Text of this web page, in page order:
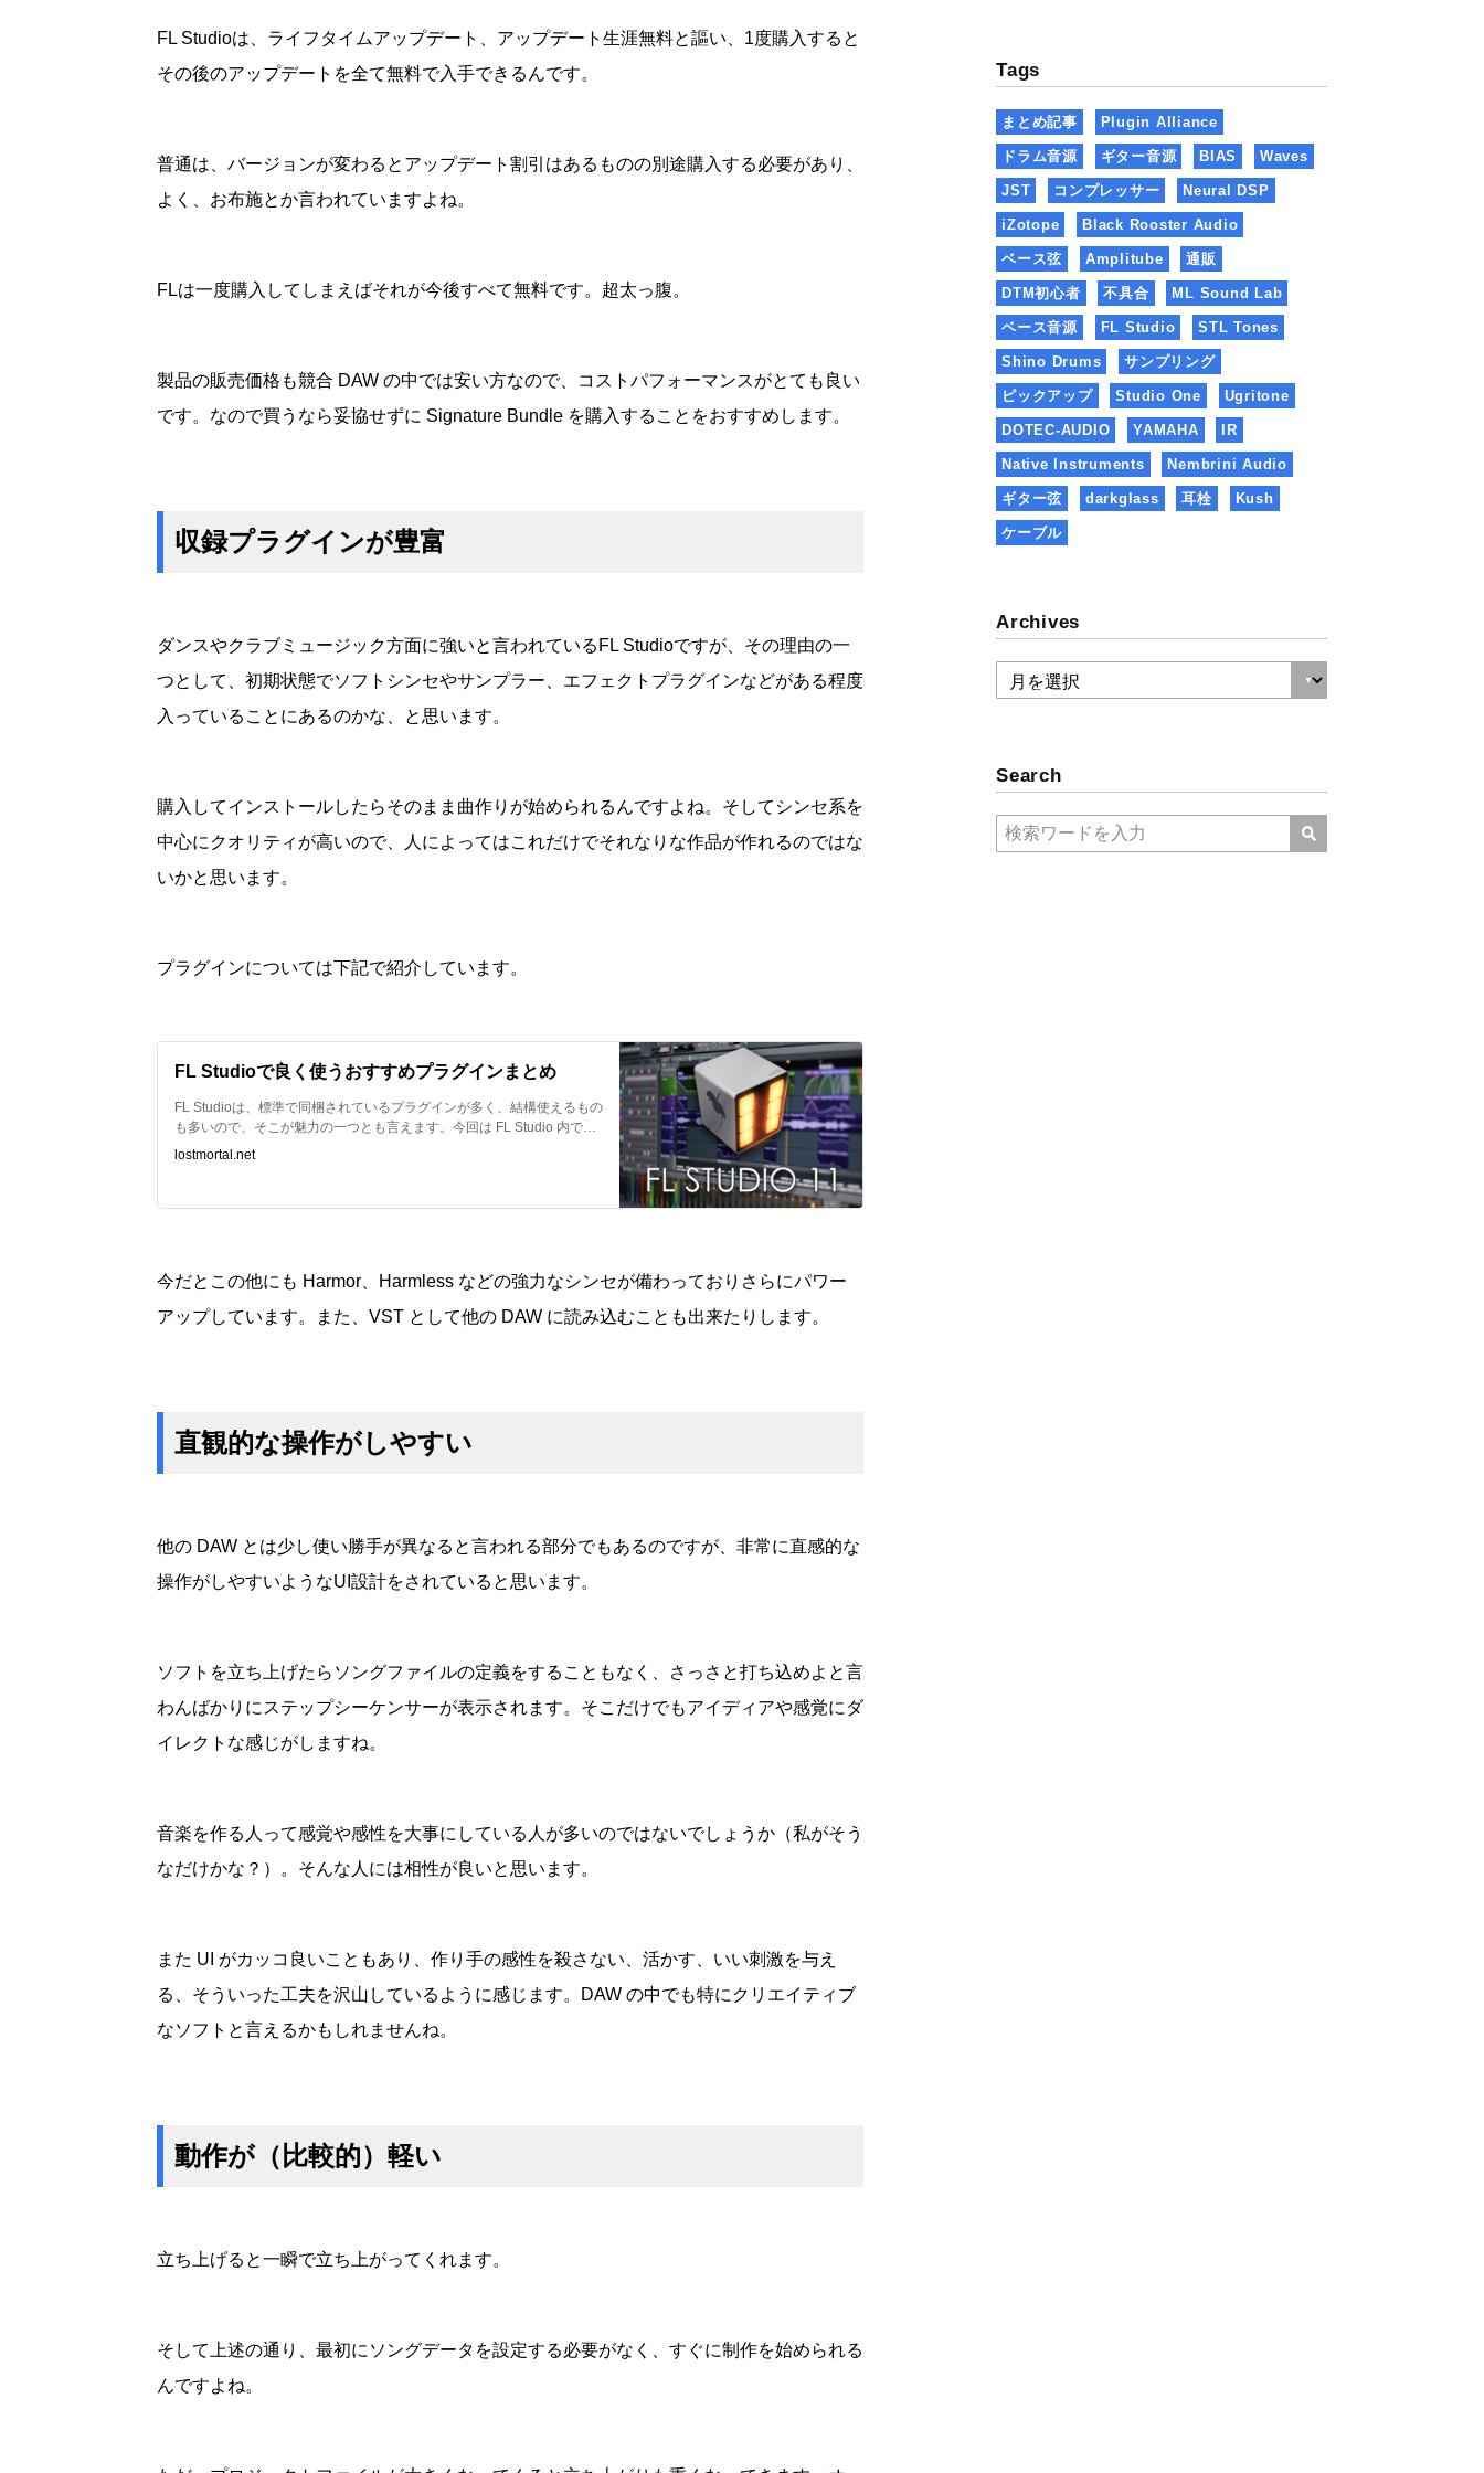
FL Studioは、ライフタイムアップデート、アップデート生涯無料と謳い、1度購入すると
その後のアップデートを全て無料で入手できるんです。
普通は、バージョンが変わるとアップデート割引はあるものの別途購入する必要があり、
よく、お布施とか言われていますよね。
FLは一度購入してしまえばそれが今後すべて無料です。超太っ腹。
製品の販売価格も競合 DAW の中では安い方なので、コストパフォーマンスがとても良い
です。なので買うなら妥協せずに Signature Bundle を購入することをおすすめします。
収録プラグインが豊富
ダンスやクラブミュージック方面に強いと言われているFL Studioですが、その理由の一
つとして、初期状態でソフトシンセやサンプラー、エフェクトプラグインなどがある程度
入っていることにあるのかな、と思います。
購入してインストールしたらそのまま曲作りが始められるんですよね。そしてシンセ系を
中心にクオリティが高いので、人によってはこれだけでそれなりな作品が作れるのではな
いかと思います。
プラグインについては下記で紹介しています。
FL Studioで良く使うおすすめプラグインまとめ
FL Studioは、標準で同梱されているプラグインが多く、結構使えるもの
も多いので、そこが魅力の一つとも言えます。今回は FL Studio 内で私
自身が良く使っているプラグインをまとめてみました。
lostmortal.net
今だとこの他にも Harmor、Harmless などの強力なシンセが備わっておりさらにパワー
アップしています。また、VST として他の DAW に読み込むことも出来たりします。
直観的な操作がしやすい
他の DAW とは少し使い勝手が異なると言われる部分でもあるのですが、非常に直感的な
操作がしやすいようなUI設計をされていると思います。
ソフトを立ち上げたらソングファイルの定義をすることもなく、さっさと打ち込めよと言
わんばかりにステップシーケンサーが表示されます。そこだけでもアイディアや感覚にダ
イレクトな感じがしますね。
音楽を作る人って感覚や感性を大事にしている人が多いのではないでしょうか（私がそう
なだけかな？）。そんな人には相性が良いと思います。
また UI がカッコ良いこともあり、作り手の感性を殺さない、活かす、いい刺激を与え
る、そういった工夫を沢山しているように感じます。DAW の中でも特にクリエイティブ
なソフトと言えるかもしれませんね。
動作が（比較的）軽い
立ち上げると一瞬で立ち上がってくれます。
そして上述の通り、最初にソングデータを設定する必要がなく、すぐに制作を始められる
んですよね。
Tags
まとめ記事 Plugin Alliance
ドラム音源 ギター音源 BIAS Waves
JST コンプレッサー Neural DSP
iZotope Black Rooster Audio
ベース弦 Amplitube 通販
DTM初心者 不具合 ML Sound Lab
ベース音源 FL Studio STL Tones
Shino Drums サンプリング
ピックアップ Studio One Ugritone
DOTEC-AUDIO YAMAHA IR
Native Instruments Nembrini Audio
ギター弦 darkglass 耳栓 Kush
ケーブル
Archives
Search